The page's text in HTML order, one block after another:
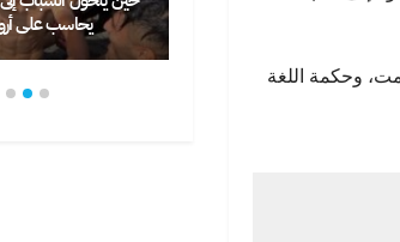
وحكمة اللغة
يحاسب على أرواح ضحايا…